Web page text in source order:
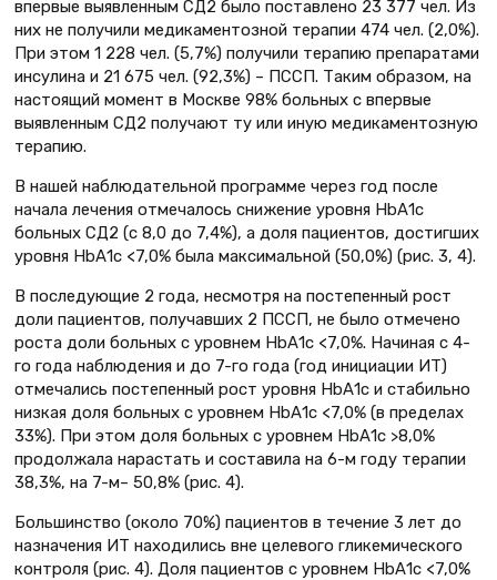
впервые выявленным СД2 было поставлено 23 377 чел. Из
них не получили медикаментозной терапии 474 чел. (2,0%).
При этом 1 228 чел. (5,7%) получили терапию препаратами
инсулина и 21 675 чел. (92,3%) – ПССП. Таким образом, на
настоящий момент в Москве 98% больных с впервые
выявленным СД2 получают ту или иную медикаментозную
терапию.
В нашей наблюдательной программе через год после
начала лечения отмечалось снижение уровня НbА1с
больных СД2 (с 8,0 до 7,4%), а доля пациентов, достигших
уровня НbА1с <7,0% была максимальной (50,0%) (рис. 3, 4).
В последующие 2 года, несмотря на постепенный рост
доли пациентов, получавших 2 ПССП, не было отмечено
роста доли больных с уровнем НbА1с <7,0%. Начиная с 4-
го года наблюдения и до 7-го года (год инициации ИТ)
отмечались постепенный рост уровня НbА1с и стабильно
низкая доля больных с уровнем НbА1с <7,0% (в пределах
33%). При этом доля больных с уровнем НbА1с >8,0%
продолжала нарастать и составила на 6-м году терапии
38,3%, на 7-м– 50,8% (рис. 4).
Большинство (около 70%) пациентов в течение 3 лет до
назначения ИТ находились вне целевого гликемического
контроля (рис. 4). Доля пациентов с уровнем НbА1с <7,0%